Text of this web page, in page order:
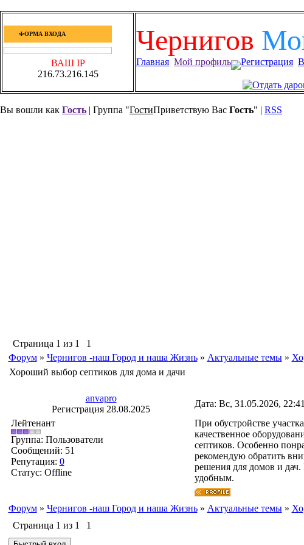
ФОРМА ВХОДА
ВАШ IP
216.73.216.145
Чернигов
Главная Мой профиль Регистрация
Вы вошли как Гость | Группа "ГостиПриветствую Вас Гость" | RSS
Страница 1 из 1
1
Форум » Чернигов -наш Город и наша Жизнь » Актуальные темы »
Хороший выбор септиков для дома и дачи
anvapro
Регистрация 28.08.2025
Дата: Вс, 31.05.2026,
Лейтенант
Группа: Пользователи
Сообщений: 51
Репутация: 0
Статус: Offline
При обустройстве
качественное
септиков. Особенно
рекомендую обратить
решения для домов и
удобным.
Форум » Чернигов -наш Город и наша Жизнь » Актуальные темы »
Страница 1 из 1
1